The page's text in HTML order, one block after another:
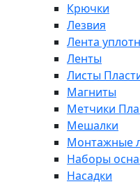
Крючки
Лезвия
Лента
Ленты
Листы
Магниты
Метчики
Мешалки
Монтажные
Наборы
Насадки